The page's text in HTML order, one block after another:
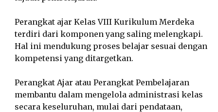
Perangkat ajar Kelas VIII Kurikulum Merdeka
terdiri dari komponen yang saling melengkapi.
Hal ini mendukung proses belajar sesuai dengan
kompetensi yang ditargetkan.
Perangkat Ajar atau Perangkat Pembelajaran
membantu dalam mengelola administrasi kelas
secara keseluruhan, mulai dari pendataan,